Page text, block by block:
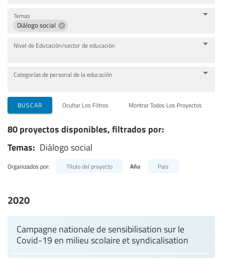
Temas
Diálogo social
Nivel de Educación/sector de educación
Categorías de personal de la educación
BUSCAR Ocultar Los Filtros Montrar Todos Los Proyectos
80 proyectos disponibles, filtrados por:
Temas: Diálogo social
Organizados por: Título del proyecto Año País
2020
Campagne nationale de sensibilisation sur le
Covid-19 en milieu scolaire et syndicalisation